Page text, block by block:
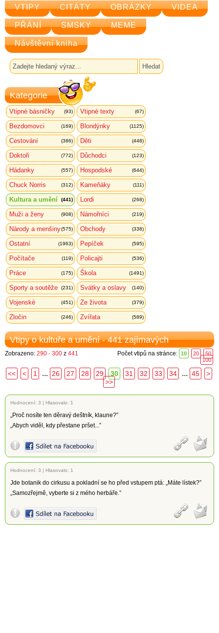
VTIPY CITÁTY OBRÁZKY VIDEA
PŘÁNÍ SMSKY MEME
Návštěvní kniha
Kategorie
Vtipné básničky (93) Vtipné texty (67)
Bezdomovci (169) Blondýnky (1125)
Cestování (386) Děti (448)
Doktoři (772) Důchodci (123)
Hádanky (557) Hospodské (644)
Chuck Norris (312) Kameňáky (111)
Kultura a umění (441) Lordi (268)
Muži a ženy (908) Námořníci (219)
Národy a menšiny(575) Obchody (338)
Ostatní (1963) Pepíček (595)
Počítače (119) Policajti (536)
Práce (175) Škola (1491)
Sporty a soutěže (231) Svátky a oslavy (140)
Vojenské (451) Ze života (379)
Zločin (246) Zvířata (589)
Vtipy o kultuře a umění - 441 zajímavých
Zobrazeno: 290 - 300 z 441 Počet vtipů na stránce: 10 20
50
100
<< < 1 ... 26 27 28 29 30 31 32 33 34 ... 45
>
>>
Hodnocení: 3 | Hlasovalo: 1
„Proč nosíte ten děravý deštník, klaune?”
„Abych viděl, kdy přestane pršet...”
Hodnocení: 3 | Hlasovalo: 1
Jde botanik do cirkusu a pokladní se ho před vstupem ptá: „Máte lístek?”
„Samozřejmě, vyberte si z mého herbáře.”